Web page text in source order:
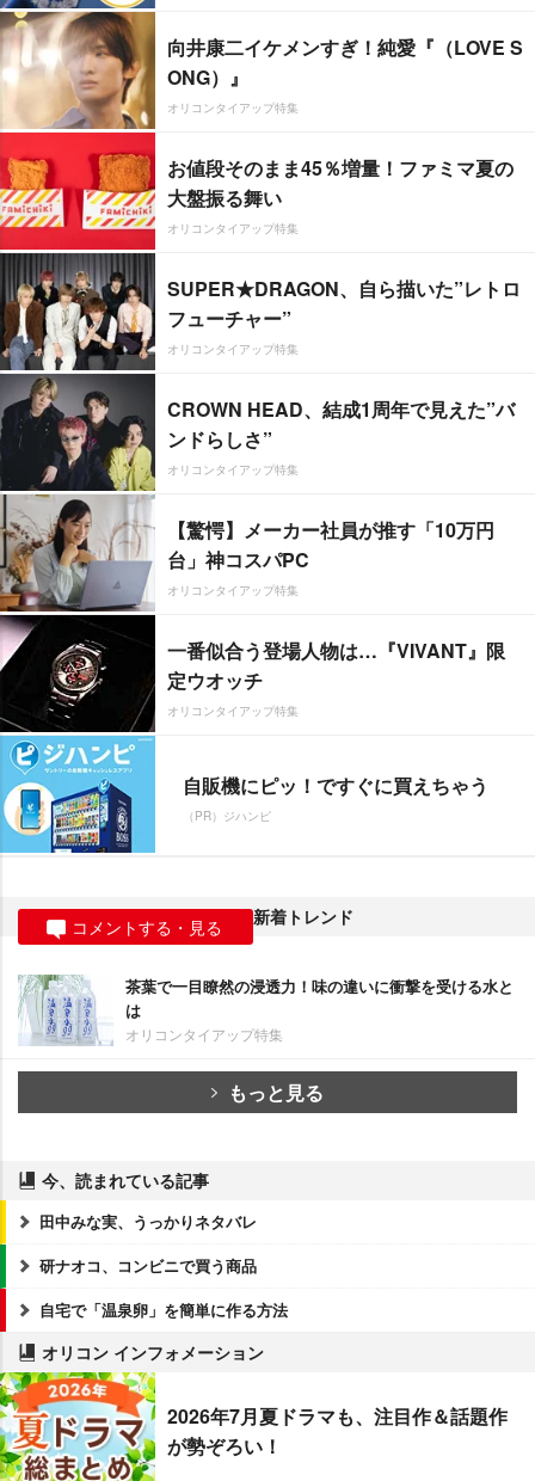
向井康二イケメンすぎ！純愛『（LOVE S
ONG）』
オリコンタイアップ特集
お値段そのまま45％増量！ファミマ夏の
大盤振る舞い
オリコンタイアップ特集
SUPER★DRAGON、自ら描いた”レトロ
フューチャー”
オリコンタイアップ特集
CROWN HEAD、結成1周年で見えた”バ
ンドらしさ”
オリコンタイアップ特集
【驚愕】メーカー社員が推す「10万円
台」神コスパPC
オリコンタイアップ特集
一番似合う登場人物は…『VIVANT』限
定ウオッチ
オリコンタイアップ特集
自販機にピッ！ですぐに買えちゃう
（PR）ジハンピ
コメントする・見る 新着トレンド
茶葉で一目瞭然の浸透力！味の違いに衝撃を受ける水と
は
オリコンタイアップ特集
もっと見る
今、読まれている記事
田中みな実、うっかりネタバレ
研ナオコ、コンビニで買う商品
自宅で「温泉卵」を簡単に作る方法
オリコン インフォメーション
2026年7月夏ドラマも、注目作＆話題作
が勢ぞろい！